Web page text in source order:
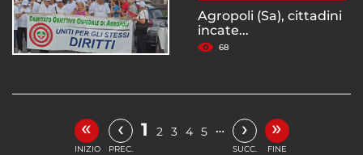
Agropoli (Sa), cittadini
incate...
68
«
INIZIO
‹
PREC.
1 2 3 4 5 … ›
SUCC.
»
FINE